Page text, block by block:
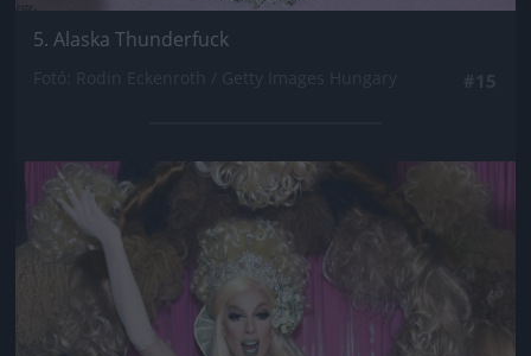
5. Alaska Thunderfuck
Jön még kép!